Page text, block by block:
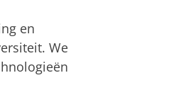
en
We